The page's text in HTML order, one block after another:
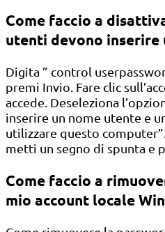
Come faccio a
utenti devono inserire
Digita ” control
premi Invio. Fare clic
accede. Deseleziona
inserire un nome utente e
utilizzare questo
metti un segno di spunta e
Come faccio a
mio account locale